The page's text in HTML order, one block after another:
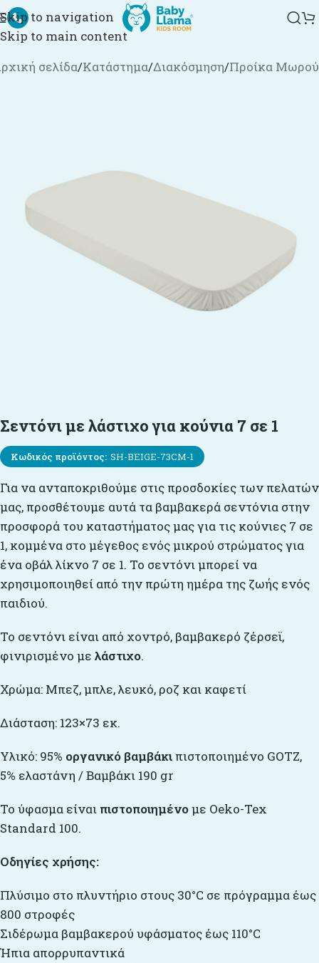
Skip to navigation
Skip to main content
σελίδα/Κατάστημα/Διακόσμηση/Προίκα Μωρού
Σεντόνι με λάστιχο για κούνια 7 σε 1
Κωδικός προϊόντος: SH-BEIGE-73CM-1
Για να ανταποκριθούμε στις προσδοκίες των πελατών
μας, προσθέτουμε αυτά τα βαμβακερά σεντόνια στην
προσφορά του καταστήματος μας για τις κούνιες 7 σε
1, κομμένα στο μέγεθος ενός μικρού στρώματος για
ένα οβάλ λίκνο 7 σε 1. Το σεντόνι μπορεί να
χρησιμοποιηθεί από την πρώτη ημέρα της ζωής ενός
παιδιού.
Το σεντόνι είναι από χοντρό, βαμβακερό ζέρσεϊ,
φινιρισμένο με λάστιχο.
Χρώμα: Μπεζ, μπλε, λευκό, ροζ και καφετί
Διάσταση: 123×73 εκ.
Υλικό: 95% οργανικό βαμβάκι πιστοποιημένο GOTZ,
5% ελαστάνη / Βαμβάκι 190 gr
Το ύφασμα είναι πιστοποιημένομε Oeko-Tex
Standard 100.
Οδηγίες χρήσης:
Πλύσιμο στο πλυντήριο στους 30°C σε πρόγραμμα έως
800 στροφές
Σιδέρωμα βαμβακερού υφάσματος έως 110°C
Ήπια απορρυπαντικά